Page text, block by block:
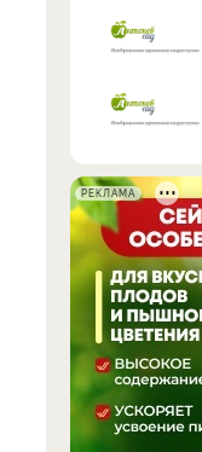
РЕКЛАМА